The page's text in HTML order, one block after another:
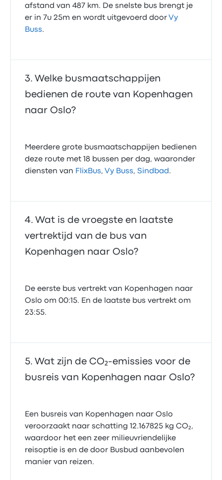
afstand van 487 km. De snelste bus brengt je
er in 7u 25m en wordt uitgevoerd doorVy
Buss.
Welke busmaatschappijen
bedienen de route van Kopenhagen
naar Oslo?
Meerdere grote busmaatschappijen bedienen
deze route met 18 bussen per dag, waaronder
diensten van FlixBus,Vy Buss,Sindbad .
Wat is de vroegste en laatste
vertrektijd van de bus van
Kopenhagen naar Oslo?
De eerste bus vertrekt van Kopenhagen naar
Oslo om 00:15. En de laatste bus vertrekt om
23:55.
Wat zijn de CO₂-emissies voor de
busreis van Kopenhagen naar Oslo?
Een busreis van Kopenhagen naar Oslo
veroorzaakt naar schatting 12.167825 kg CO₂,
waardoor het een zeer milieuvriendelijke
reisoptie is en de door Busbud aanbevolen
manier van reizen.